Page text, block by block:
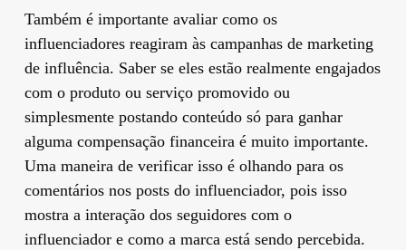
Também é importante avaliar como os
influenciadores reagiram às campanhas de marketing
de influência. Saber se eles estão realmente engajados
com o produto ou serviço promovido ou
simplesmente postando conteúdo só para ganhar
alguma compensação financeira é muito importante.
Uma maneira de verificar isso é olhando para os
comentários nos posts do influenciador, pois isso
mostra a interação dos seguidores com o
influenciador e como a marca está sendo percebida.